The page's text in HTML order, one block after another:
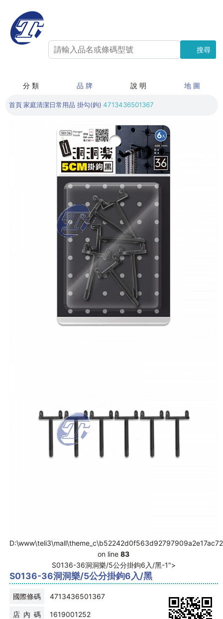
搜尋
搜尋
分 類 品 牌 說 明 地 圖
首頁 家庭清潔日常用品 掛勾(鉤) 4713436501367
on line83
S0136-36洞洞樂/5公分掛鉤6入/黑-1">
S0136-36洞洞樂/5公分掛鉤6入/黑
國際條碼 4713436501367
店 內 碼 1619001252